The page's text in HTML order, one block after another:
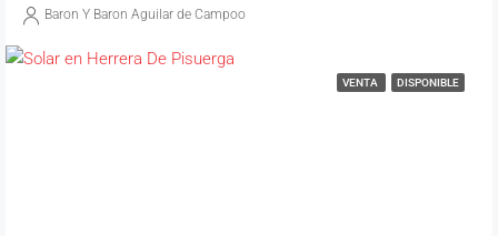
Baron Y Baron Aguilar de Campoo
VENTA DISPONIBLE